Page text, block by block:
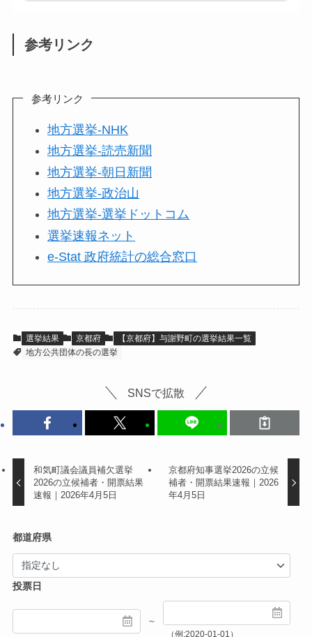
参考リンク
参考リンク
地方選挙-NHK
地方選挙-読売新聞
地方選挙-朝日新聞
地方選挙-政治山
地方選挙-選挙ドットコム
選挙速報ネット
e-Stat 政府統計の総合窓口
選挙結果 京都府
【京都府】与謝野町の選挙結果一覧
地方公共団体の長の選挙
SNSで拡散
和気町議会議員補欠選挙
2026の立候補者・開票結果
速報｜2026年4月5日
京都府知事選挙2026の立候
補者・開票結果速報｜2026
年4月5日
都道府県
投票日
～
（例:2020-01-01）